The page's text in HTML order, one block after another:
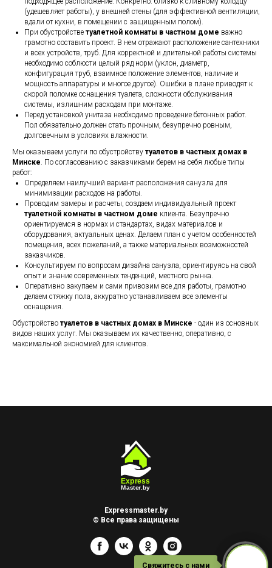
Свяжитесь с нами
(удешевляет работы), у внешней стены (для эффективной вентиляции,
вдали от кухни, в помещении с защищенным полом).
При обустройстве туалетной комнаты в частном доме важно
грамотно составить проект. В нем отражают расположение сантехники
и всех устройств, труб. Для корректной и длительной работы системы
необходимо соблюсти целый ряд норм (уклон, диаметр,
конфигурация труб, взаимное положение элементов, наличие и
мощность аппаратуры и многое другое). Ошибки в плане приводят к
скорой поломке оснащения туалета, сложности обслуживания
системы, излишним расходам при монтаже.
Перед установкой унитаза необходимо проведение бетонных работ.
Пол обязательно должен стать прочным, безупречно ровным,
долговечным в условиях влажности.
Мы оказываем услуги по обустройству туалетов в частных домах в
Минске . По согласованию с заказчиками берем на себя любые типы
работ:
Определяем наилучший вариант расположения санузла для
минимизации расходов на работы.
Проводим замеры и расчеты, создаем индивидуальный проект
туалетной комнаты в частном доме клиента. Безупречно
ориентируемся в нормах и стандартах, видах материалов и
оборудования, актуальных ценах. Делаем план с учетом особенностей
помещения, всех пожеланий, а также материальных возможностей
заказчиков.
Консультируем по вопросам дизайна санузла, ориентируясь на свой
опыт и знание современных тенденций, местного рынка.
Оперативно закупаем и сами привозим все для работы, грамотно
делаем стяжку пола, аккуратно устанавливаем все элементы
оснащения.
Обустройство туалетов в частных домах в Минске - один из основных
видов наших услуг. Мы оказываем их качественно, оперативно, с
максимальной экономией для клиентов.
Expressmaster.by
© Все права защищены